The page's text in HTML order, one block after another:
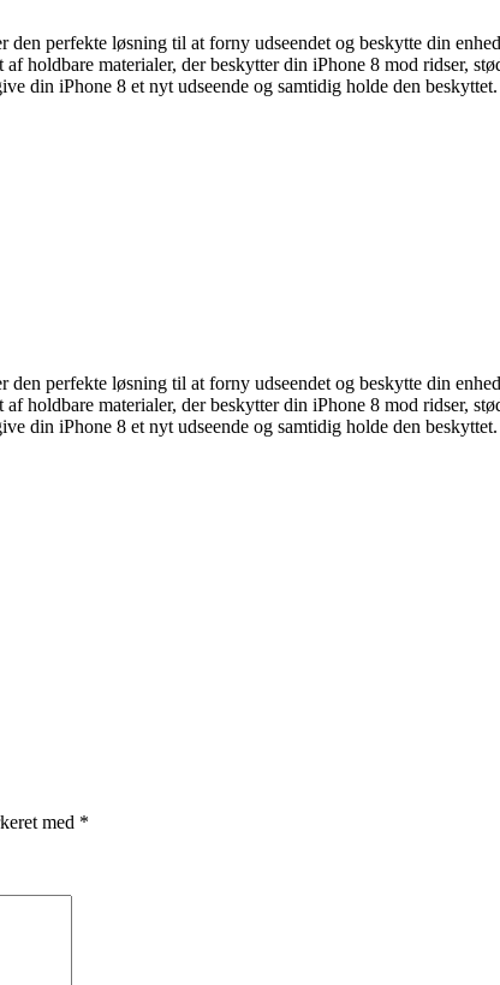
den perfekte løsning til at forny udseendet og beskytte din
holdbare materialer, der beskytter din iPhone 8 mod ridser,
din iPhone 8 et nyt udseende og samtidig holde den beskyttet.
den perfekte løsning til at forny udseendet og beskytte din
holdbare materialer, der beskytter din iPhone 8 mod ridser,
din iPhone 8 et nyt udseende og samtidig holde den beskyttet.
med *